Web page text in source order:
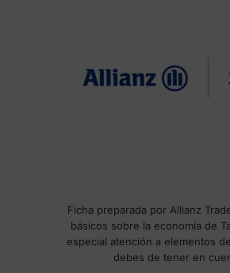
Ficha preparada por Allianz
básicos sobre la economía de
especial atención a elementos
debes de tener en